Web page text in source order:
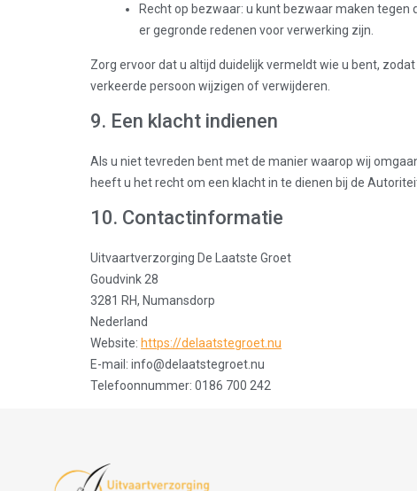
Recht op bezwaar: u kunt bezwaar maken tegen
er gegronde redenen voor verwerking zijn.
Zorg ervoor dat u altijd duidelijk vermeldt wie u bent,
verkeerde persoon wijzigen of verwijderen.
9. Een klacht indienen
Als u niet tevreden bent met de manier waarop wij
heeft u het recht om een klacht in te dienen bij de
10. Contactinformatie
Uitvaartverzorging De Laatste Groet
Goudvink 28
3281 RH, Numansdorp
Nederland
Website: https://delaatstegroet.nu
E-mail: info@delaatstegroet.nu
Telefoonnummer: 0186 700 242